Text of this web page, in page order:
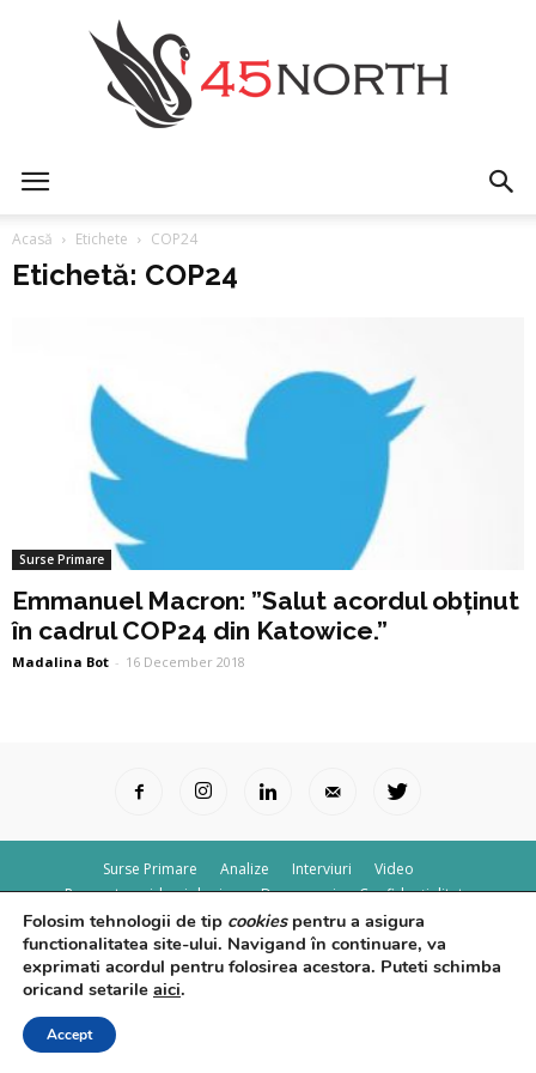
Acasă Etichete COP24
Etichetă: COP24
Surse Primare
Emmanuel Macron: ”Salut acordul obținut
în cadrul COP24 din Katowice.”
Madalina Bot - 16 December 2018
Surse Primare Analize Interviuri
Video
Rapoarte epidemiologice
Despre noi Confidențialitate
© Powered by Control F5
Folosim tehnologii de tip cookiespentru a asigura
functionalitatea site-ului. Navigand în continuare, va
exprimati acordul pentru folosirea acestora. Puteti schimba
oricand setarile aici.
Accept